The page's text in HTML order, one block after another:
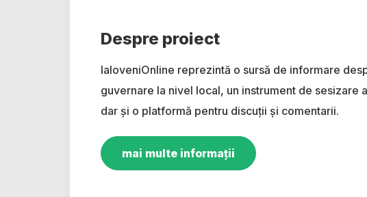
Despre proiect
IaloveniOnline reprezintă o sursă de informare
guvernare la nivel local, un instrument de sesizare
dar și o platformă pentru discuții și comentarii.
mai multe informații